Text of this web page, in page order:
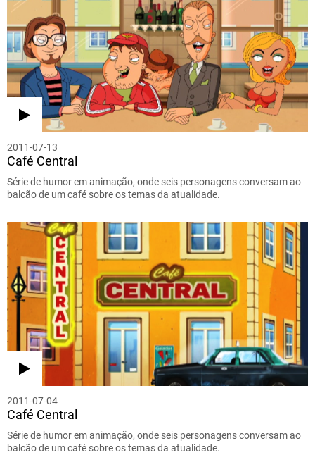
2011-07-13
Café Central
Série de humor em animação, onde seis personagens conversam ao
balcão de um café sobre os temas da atualidade.
2011-07-04
Café Central
Série de humor em animação, onde seis personagens conversam ao
balcão de um café sobre os temas da atualidade.